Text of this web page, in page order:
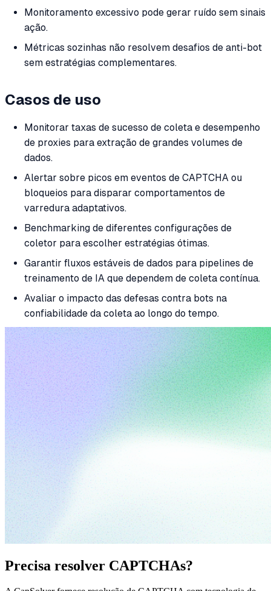
Monitoramento excessivo pode gerar ruído sem sinais
ação.
Métricas sozinhas não resolvem desafios de anti-bot
sem estratégias complementares.
Casos de uso
Monitorar taxas de sucesso de coleta e desempenho
de proxies para extração de grandes volumes de
dados.
Alertar sobre picos em eventos de CAPTCHA ou
bloqueios para disparar comportamentos de
varredura adaptativos.
Benchmarking de diferentes configurações de
coletor para escolher estratégias ótimas.
Garantir fluxos estáveis de dados para pipelines de
treinamento de IA que dependem de coleta contínua.
Avaliar o impacto das defesas contra bots na
confiabilidade da coleta ao longo do tempo.
Precisa resolver CAPTCHAs?